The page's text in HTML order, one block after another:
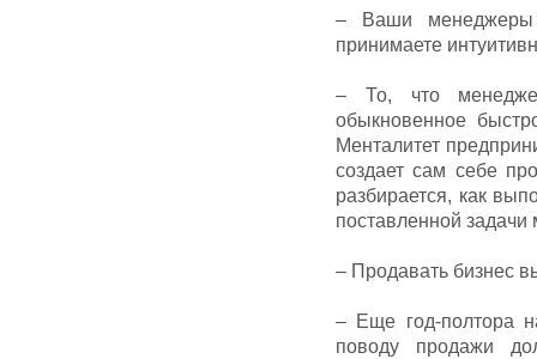
– Ваши менеджеры
принимаете
– То, что
обыкновенное
Менталитет
создает сам себе
разбирается, как
поставленной
– Продавать бизнес
– Еще год-полтора
поводу продажи